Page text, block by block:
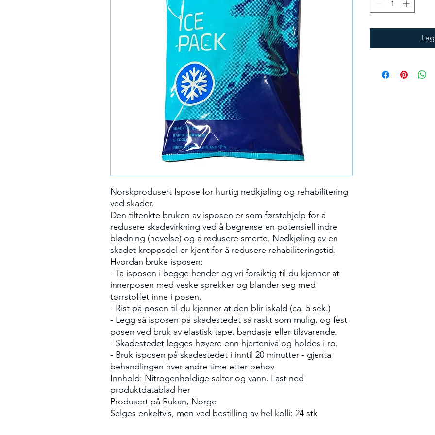
Norskprodusert Ispose for hurtig nedkjøling og rehabilitering
ved skader.
Den tiltenkte bruken av isposen er som førstehjelp for å
redusere skadevirkning ved å begrense en potensiell indre
blødning (hevelse) og å redusere smerte. Nedkjøling av en
skadet kroppsdel er kjent for å redusere rehabiliteringstid.
Hvordan bruke isposen:
- Ta isposen i begge hender og vri forsiktig til du kjenner at
innerposen med veske sprekker og blander seg med
tørrstoffet inne i posen.
- Rist på posen til du kjenner at den blir iskald (ca. 5 sek.)
- Legg så isposen på skadestedet så raskt som mulig, og fest
posen ved bruk av elastisk tape, bandasje eller tilsvarende.
- Skadestedet legges høyere enn hjertenivå og holdes i ro.
- Bruk isposen på skadestedet i inntil 20 minutter - gjenta
behandlingen hver andre time etter behov
Innhold: Nitrogenholdige salter og vann. Last ned
produktdatablad her
Produsert på Rukan, Norge
Selges enkeltvis, men ved bestilling av hel kolli: 24 stk